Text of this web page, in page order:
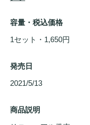
容量・税込価格
1セット・1,650円
発売日
2021/5/13
商品説明